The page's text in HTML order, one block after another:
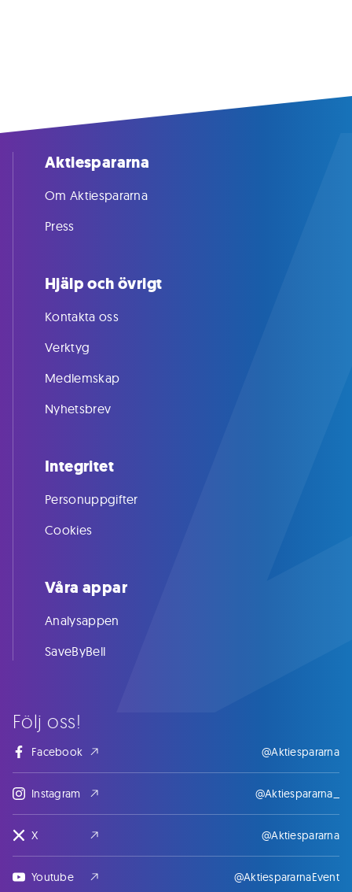
Följ oss!
Facebook @Aktiespararna
Instagram @Aktiespararna_
X @Aktiespararna
Youtube @AktiespararnaEvent
Aktiespararna
Om Aktiespararna
Press
Hjälp och övrigt
Kontakta oss
Verktyg
Medlemskap
Nyhetsbrev
Integritet
Personuppgifter
Cookies
Våra appar
Analysappen
SaveByBell